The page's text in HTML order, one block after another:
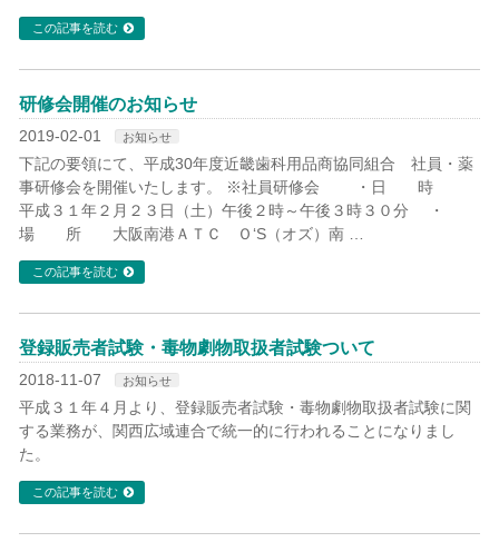
この記事を読む
研修会開催のお知らせ
2019-02-01 お知らせ
下記の要領にて、平成30年度近畿歯科用品商協同組合 社員・薬
事研修会を開催いたします。 ※社員研修会 ・日 時
平成３１年２月２３日（土）午後２時～午後３時３０分 ・
場 所 大阪南港ＡＴＣ Ｏ‘S（オズ）南 …
この記事を読む
登録販売者試験・毒物劇物取扱者試験ついて
2018-11-07 お知らせ
平成３１年４月より、登録販売者試験・毒物劇物取扱者試験に関
する業務が、関西広域連合で統一的に行われることになりまし
た。
この記事を読む